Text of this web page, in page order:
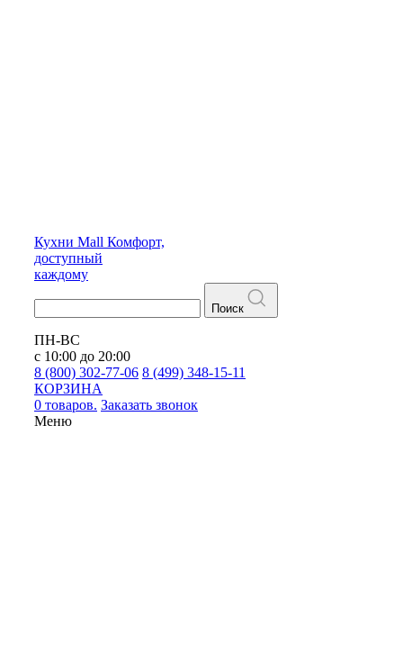
Кухни Mall Комфорт,
доступный
каждому
Поиск
ПН-ВС
с 10:00 до 20:00
8 (800) 302-77-06 8 (499) 348-15-11
КОРЗИНА
0 товаров. Заказать звонок
Меню